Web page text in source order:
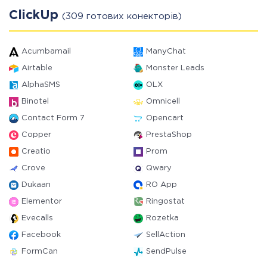
ClickUp (309 готових конекторів)
Acumbamail ManyChat
Airtable Monster Leads
AlphaSMS OLX
Binotel Omnicell
Contact Form 7 Opencart
Copper PrestaShop
Creatio Prom
Crove Qwary
Dukaan RO App
Elementor Ringostat
Evecalls Rozetka
Facebook SellAction
FormCan SendPulse